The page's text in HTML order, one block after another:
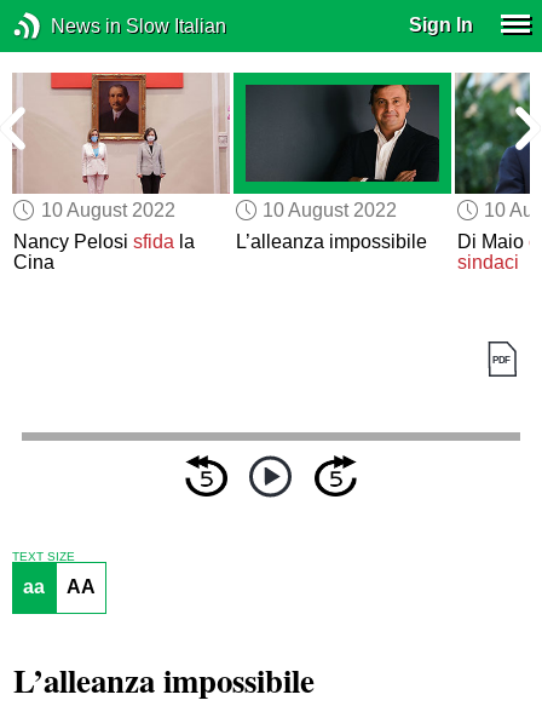
News in Slow Italian Sign In
10 August 2022
Nancy Pelosisfida la
Cina
10 August 2022
L’alleanza impossibile
10
Di Maio
sindaci
TEXT SIZE
aa AA
L’alleanza impossibile